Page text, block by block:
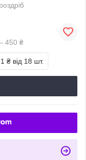
450 ₴
₴ від 18 шт.